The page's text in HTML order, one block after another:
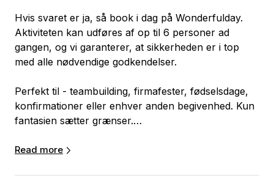
Hvis svaret er ja, så book i dag på Wonderfulday.
Aktiviteten kan udføres af op til 6 personer ad
gangen, og vi garanterer, at sikkerheden er i top
med alle nødvendige godkendelser.
Perfekt til - teambuilding, firmafester, fødselsdage,
konfirmationer eller enhver anden begivenhed. Kun
fantasien sætter grænser.
Lejeprisen inkluderer 3 timers betjening.
Wipeout Sweeper har dimensionerne 7,5 x 7,5
Read more